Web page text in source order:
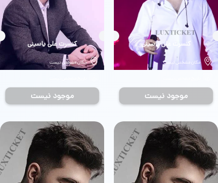
بلیط
کنسرت علی یاسینی
مکان مشخص نیست
موجود نیست
بلیط
کنسرت علی یاسینی
مکان مشخص نیست
موجود نیست